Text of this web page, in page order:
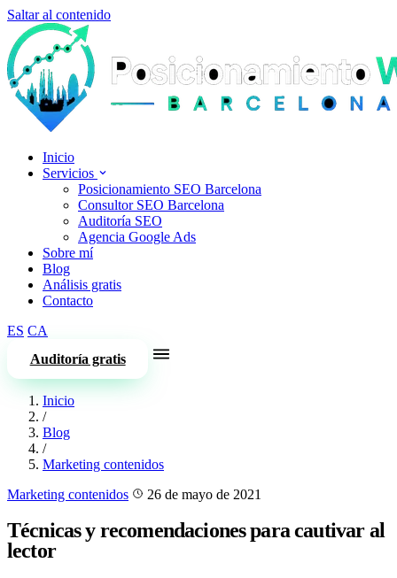
Saltar al contenido
Inicio
Servicios
Posicionamiento SEO Barcelona
Consultor SEO Barcelona
Auditoría SEO
Agencia Google Ads
Sobre mí
Blog
Análisis gratis
Contacto
ES CA
Auditoría gratis
Inicio
/
Blog
/
Marketing contenidos
Marketing contenidos
26 de mayo de 2021
Técnicas y recomendaciones para cautivar al
lector